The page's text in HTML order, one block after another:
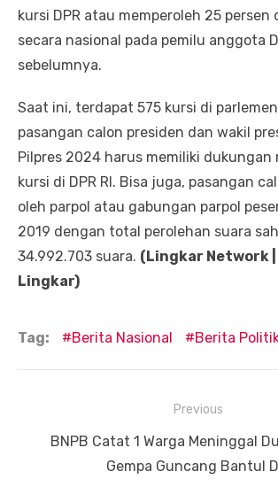
kursi DPR atau memperoleh 25 persen
secara nasional pada pemilu anggota
sebelumnya.
Saat ini, terdapat 575 kursi di
pasangan calon presiden dan wakil
Pilpres 2024 harus memiliki dukungan
kursi di DPR RI. Bisa juga, pasangan
oleh parpol atau gabungan parpol
2019 dengan total perolehan suara
34.992.703 suara. (Lingkar Network |
Lingkar)
Tag: Berita Nasional Berita
pos
Previous
Previous
BNPB Catat 1 Warga Meninggal
Gempa Guncang Bantul